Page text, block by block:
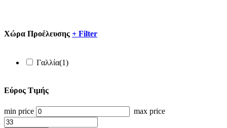
Xώρα Προέλευσης + Filter
Γαλλία(1)
Εύρος Τιμής
min price max price